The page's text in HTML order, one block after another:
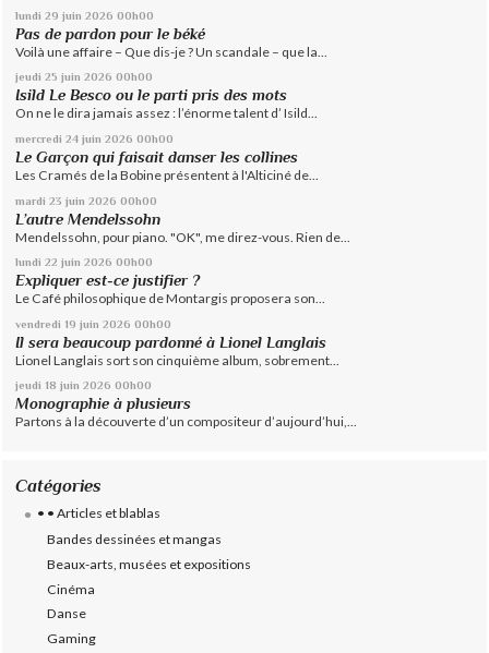
lundi 29 juin 2026 00h00
Pas de pardon pour le béké
Voilà une affaire – Que dis-je ? Un scandale – que la...
jeudi 25 juin 2026 00h00
Isild Le Besco ou le parti pris des mots
On ne le dira jamais assez : l’énorme talent d’ Isild...
mercredi 24 juin 2026 00h00
Le Garçon qui faisait danser les collines
Les Cramés de la Bobine présentent à l'Alticiné de...
mardi 23 juin 2026 00h00
L’autre Mendelssohn
Mendelssohn, pour piano. "OK", me direz-vous. Rien de...
lundi 22 juin 2026 00h00
Expliquer est-ce justifier ?
Le Café philosophique de Montargis proposera son...
vendredi 19 juin 2026 00h00
Il sera beaucoup pardonné à Lionel Langlais
Lionel Langlais sort son cinquième album, sobrement...
jeudi 18 juin 2026 00h00
Monographie à plusieurs
Partons à la découverte d’un compositeur d’aujourd’hui,...
Catégories
• • Articles et blablas
Bandes dessinées et mangas
Beaux-arts, musées et expositions
Cinéma
Danse
Gaming